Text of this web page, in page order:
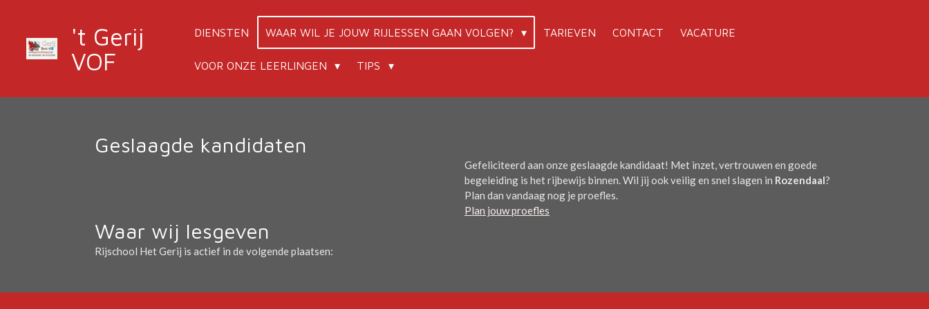
't Gerij
VOF
DIENSTEN WAAR WIL JE JOUW RIJLESSEN GAAN VOLGEN? TARIEVEN CONTACT VACATURE
VOOR ONZE LEERLINGEN TIPS
Geslaagde kandidaten
Gefeliciteerd aan onze geslaagde kandidaat! Met inzet, vertrouwen en goede
begeleiding is het rijbewijs binnen. Wil jij ook veilig en snel slagen in Rozendaal?
Plan dan vandaag nog je proefles.
Plan jouw proefles
Waar wij lesgeven
Rijschool Het Gerij is actief in de volgende plaatsen: